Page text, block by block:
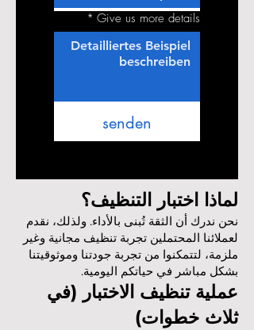
Give us more details
*
senden
لماذا اختبار التنظيف؟
نحن ندرك أن الثقة تُبنى بالأداء. ولذلك، نقدم
لعملائنا المحتملين تجربة تنظيف مجانية وغير
ملزمة، لتتمكنوا من تجربة جودتنا وموثوقيتنا
بشكل مباشر في حياتكم اليومية.
عملية تنظيف الاختبار (في
ثلاث خطوات)